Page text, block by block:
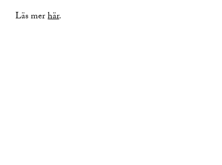
Läs merhär.